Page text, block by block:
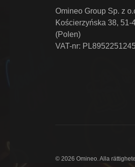
Omineo Group Sp. z
Kościerzyńska 38, 51-
(Polen)
VAT-nr:
© 2026 Omineo. Alla